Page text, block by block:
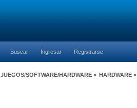
Buscar Ingresar Registrarse
JUEGOS/SOFTWARE/HARDWARE» HARDWARE»